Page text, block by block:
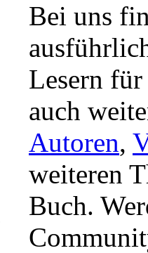
Bei uns
Lesern für
auch
Autoren,
weiteren
Buch.